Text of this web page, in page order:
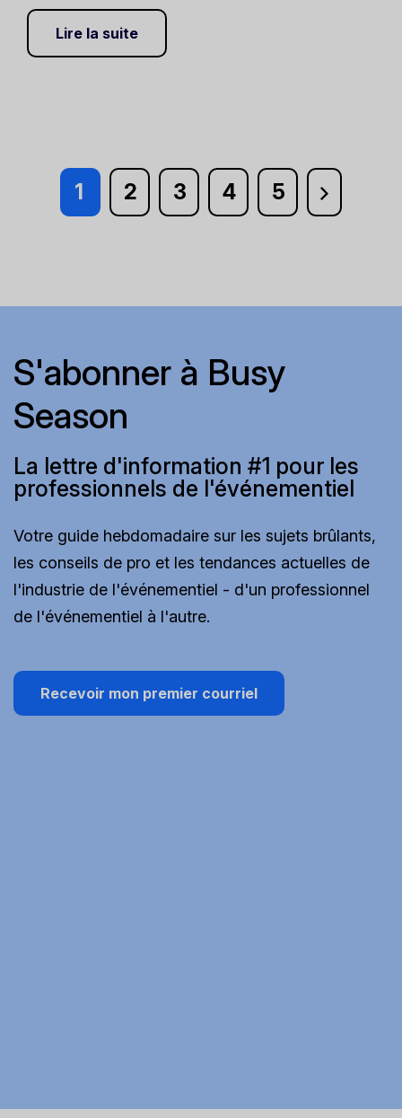
Lire la suite
1 2 3 4 5
S'abonner à Busy
Season
La lettre d'information #1 pour les
professionnels de l'événementiel
Votre guide hebdomadaire sur les sujets brûlants,
les conseils de pro et les tendances actuelles de
l'industrie de l'événementiel - d'un professionnel
de l'événementiel à l'autre.
Recevoir mon premier courriel